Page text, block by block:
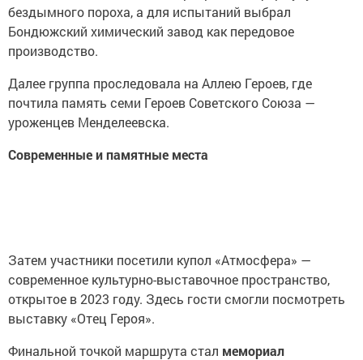
бездымного пороха, а для испытаний выбрал
Бондюжский химический завод как передовое
производство.
Далее группа проследовала на Аллею Героев, где
почтила память семи Героев Советского Союза —
уроженцев Менделеевска.
Современные и памятные места
Затем участники посетили купол «Атмосфера» —
современное культурно-выставочное пространство,
открытое в 2023 году. Здесь гости смогли посмотреть
выставку «Отец Героя».
Финальной точкой маршрута стал мемориал